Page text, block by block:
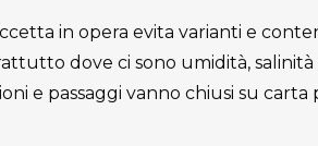
in opera evita varianti e
dove ci sono umidità,
e passaggi vanno chiusi su